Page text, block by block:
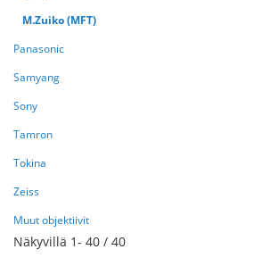
Näkyvillä 1- 40 / 40
M.Zuiko (MFT)
Panasonic
Samyang
Sony
Tamron
Tokina
Zeiss
Muut objektiivit